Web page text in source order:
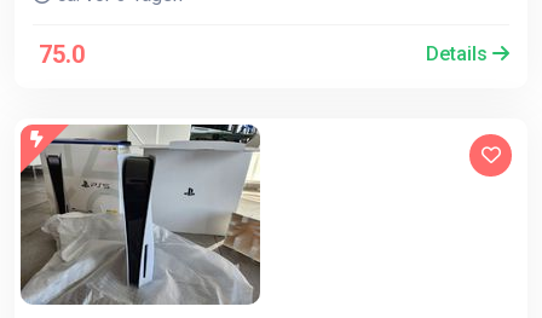
75.0 Details